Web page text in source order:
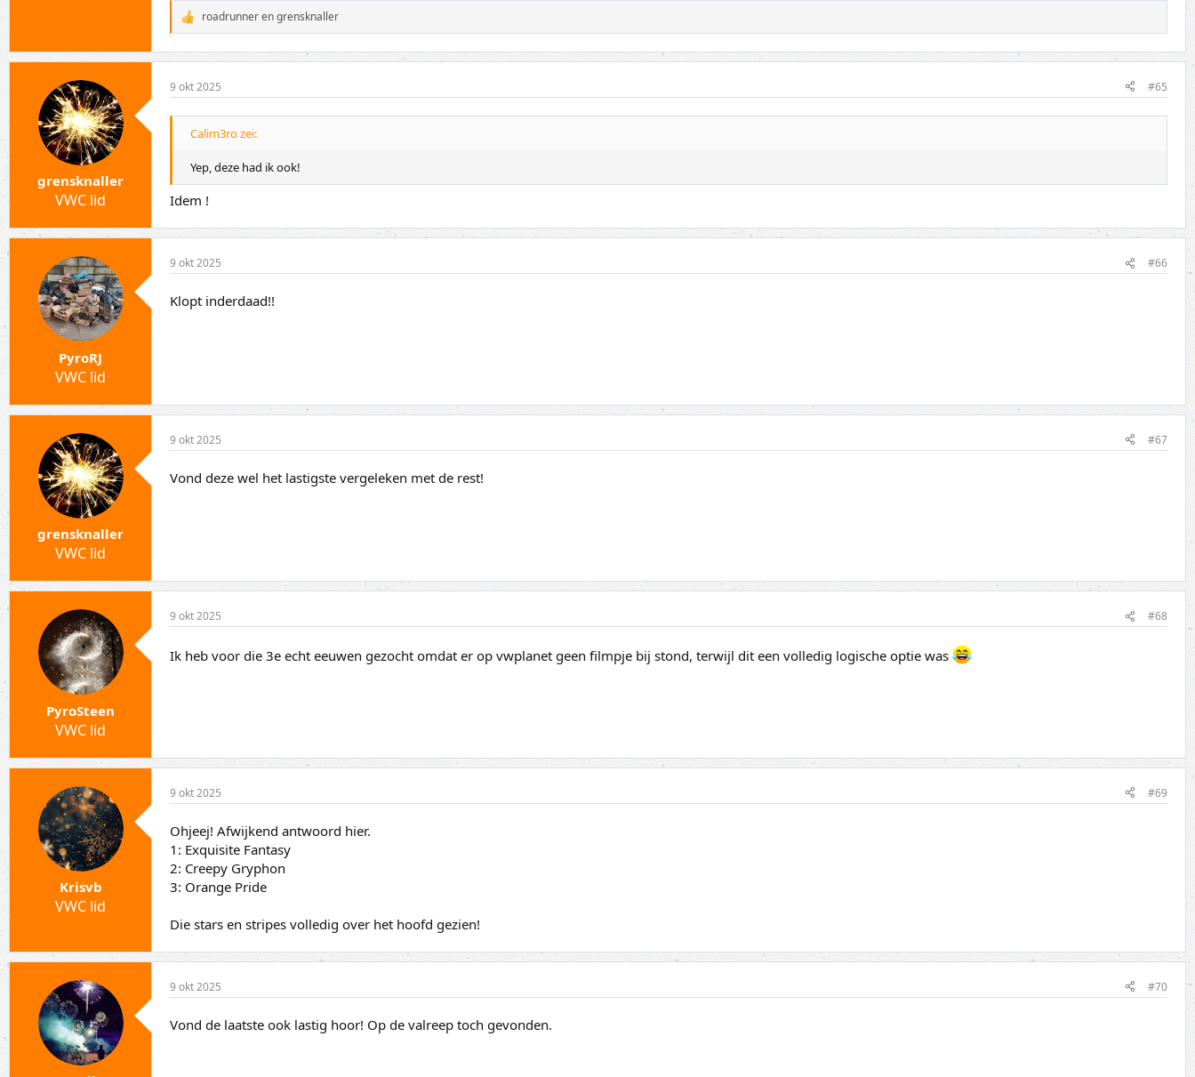
W
a
a
r
e
i
:
roadrunnerengrensknaller
grensknaller
VWC lid
9 okt 2025 #65
Calim3ro zei:
Yep, deze had ik ook!
Idem !
PyroRJ
VWC lid
9 okt 2025 #66
Klopt inderdaad!!
grensknaller
VWC lid
9 okt 2025 #67
Vond deze wel het lastigste vergeleken met de rest!
PyroSteen
VWC lid
9 okt 2025 #68
Ik heb voor die 3e echt eeuwen gezocht omdat er op vwplanet geen filmpje bij stond, terwijl dit een volledig logische optie was
Krisvb
VWC lid
9 okt 2025 #69
Ohjeej! Afwijkend antwoord hier.
1: Exquisite Fantasy
2: Creepy Gryphon
3: Orange Pride
Die stars en stripes volledig over het hoofd gezien!
9 okt 2025 #70
Vond de laatste ook lastig hoor! Op de valreep toch gevonden.